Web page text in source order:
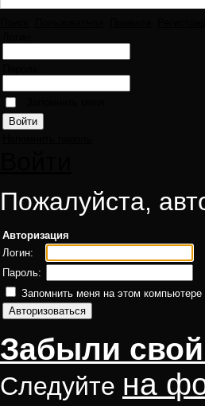
Пожалуйста,
Авторизация
Логин:
Пароль:
Запомнить меня на этом компьютере
Забыли
Следуйте на